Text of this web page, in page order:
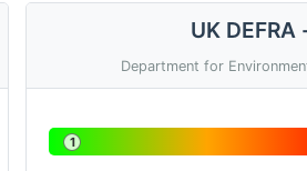
UK
Department for
1